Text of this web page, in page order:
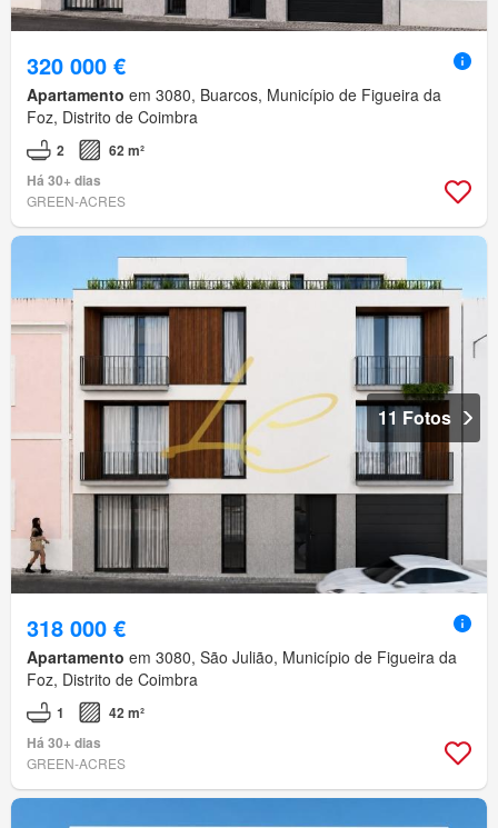
320 000 €
Apartamento em 3080, Buarcos, Município de Figueira da
Foz, Distrito de Coimbra
2
62 m²
Há 30+ dias
GREEN-ACRES
11 Fotos
318 000 €
Apartamento em 3080, São Julião, Município de Figueira da
Foz, Distrito de Coimbra
1
42 m²
Há 30+ dias
GREEN-ACRES